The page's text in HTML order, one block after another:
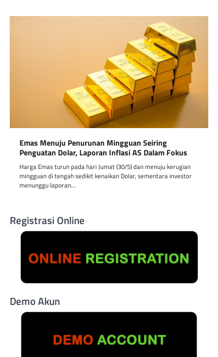
Emas Menuju Penurunan Mingguan Seiring
Penguatan Dolar, Laporan Inflasi AS Dalam Fokus
Harga Emas turun pada hari Jumat (30/5) dan menuju kerugian
mingguan di tengah sedikit kenaikan Dolar, sementara investor
menunggu laporan…
Registrasi Online
Demo Akun